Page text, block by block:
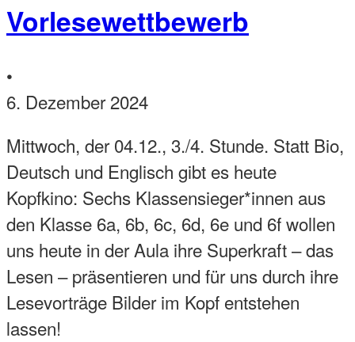
Vorlesewettbewerb
•
6. Dezember 2024
Mittwoch, der 04.12., 3./4. Stunde. Statt Bio,
Deutsch und Englisch gibt es heute
Kopfkino: Sechs Klassensieger*innen aus
den Klasse 6a, 6b, 6c, 6d, 6e und 6f wollen
uns heute in der Aula ihre Superkraft – das
Lesen – präsentieren und für uns durch ihre
Lesevorträge Bilder im Kopf entstehen
lassen!